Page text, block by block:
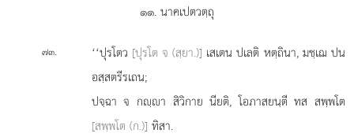
๑๑. นาคเปตวตฺถุ
๗๓. ‘‘ปุรโตว [ปุรโต จ (สฺยา.)] เสเตน ปเลติ หตฺถินา, มชฺเฌ ปน
อสฺสตรีรเถน;
ปจฺฉา จ กฺา สิวิกาย นียติ, โอภาสยนฺตี ทส สพฺพโต
[สพฺพโต (ก.)] ทิสา.